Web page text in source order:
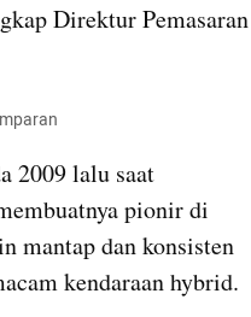
Direktur Pemasaran
2009 lalu saat
pionir di
mantap dan konsisten
kendaraan hybrid.